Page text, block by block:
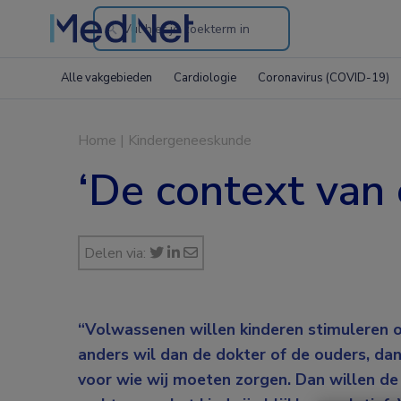
Search
the
Alle vakgebieden Cardiologie Coronavirus (COVID-19)
Home | Kindergeneeskunde
‘De context
Delen via:
“Volwassenen willen kinderen stimuleren
anders wil dan de dokter of de ouders,
voor wie wij moeten zorgen. Dan willen